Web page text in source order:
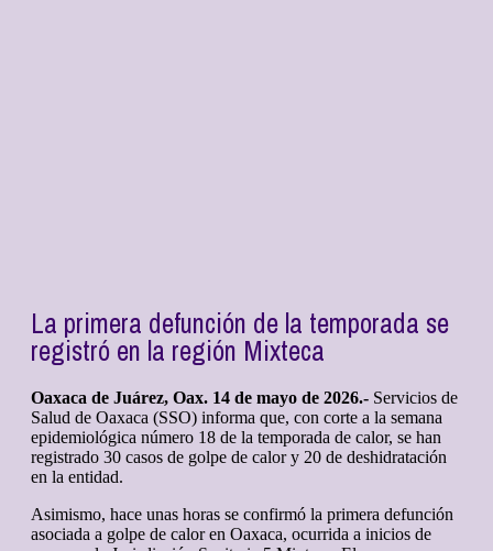
La primera defunción de la temporada se
registró en la región Mixteca
Oaxaca de Juárez, Oax. 14 de mayo de 2026.- Servicios de
Salud de Oaxaca (SSO) informa que, con corte a la semana
epidemiológica número 18 de la temporada de calor, se han
registrado 30 casos de golpe de calor y 20 de deshidratación
en la entidad.
Asimismo, hace unas horas se confirmó la primera defunción
asociada a golpe de calor en Oaxaca, ocurrida a inicios de